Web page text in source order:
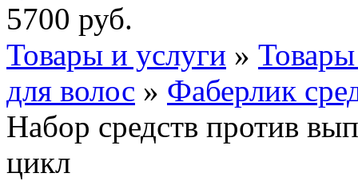
5700 руб.
Товары и услуги »
для волос » Фаберлик
Набор средств против
цикл